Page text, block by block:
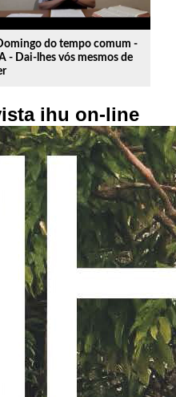
do tempo comum -
- Dai-lhes vós mesmos de
ihu on-line